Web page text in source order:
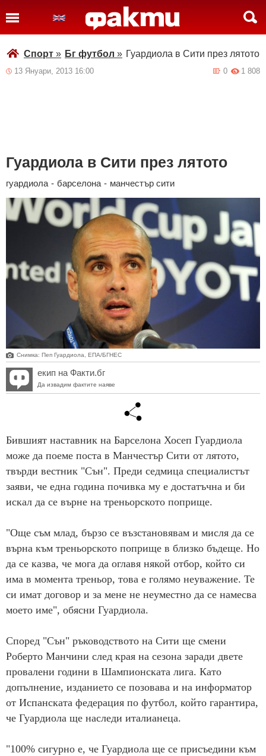
Спорт » Бг футбол » Гуардиола в Сити през лятото
13 Януари, 2013 16:00 1 808
0
Гуардиола в Сити през лятото
гуардиола - барселона - манчестър сити
Снимка: Пеп Гуардиола, ЕПА/БГНЕС
екип на Факти.бг
Да извадим фактите наяве
Бившият наставник на Барселона Хосеп Гуардиола
може да поеме поста в Манчестър Сити от лятото,
твърди вестник "Сън". Преди седмица специалистът
заяви, че една година почивка му е достатъчна и би
искал да се върне на треньорското поприще.
"Още съм млад, бързо се възстановявам и мисля да се
върна към треньорското поприще в близко бъдеще. Но
да се казва, че мога да оглавя някой отбор, който си
има в момента треньор, това е голямо неуважение. Те
си имат договор и за мене не неуместно да се намесва
моето име", обясни Гуардиола.
Според "Сън" ръководството на Сити ще смени
Роберто Манчини след края на сезона заради двете
провалени години в Шампионската лига. Като
допълнение, изданието се позовава и на информатор
от Испанската федерация по футбол, който гарантира,
че Гуардиола ще наследи италианеца.
"100% сигурно е, че Гуардиола ще се присъедини към